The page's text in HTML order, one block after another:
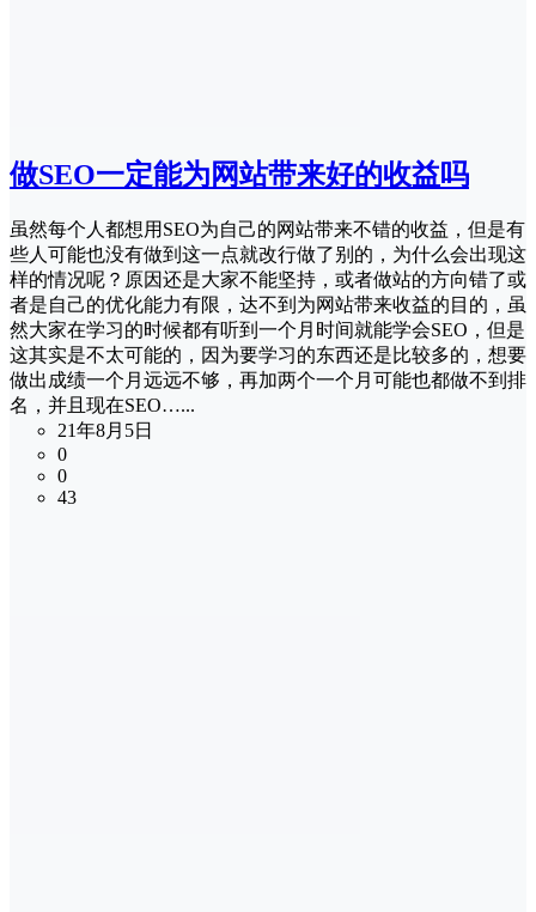
做SEO一定能为网站带来好的收益吗
虽然每个人都想用SEO为自己的网站带来不错的收益，但是有
些人可能也没有做到这一点就改行做了别的，为什么会出现这
样的情况呢？原因还是大家不能坚持，或者做站的方向错了或
者是自己的优化能力有限，达不到为网站带来收益的目的，虽
然大家在学习的时候都有听到一个月时间就能学会SEO，但是
这其实是不太可能的，因为要学习的东西还是比较多的，想要
做出成绩一个月远远不够，再加两个一个月可能也都做不到排
名，并且现在SEO…...
21年8月5日
0
0
43